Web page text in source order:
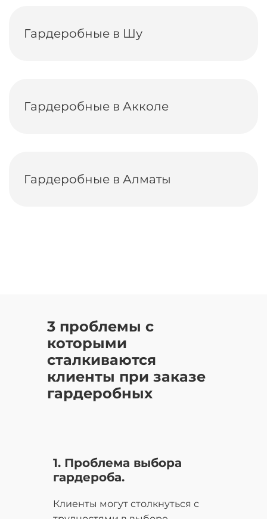
Гардеробные в Шу
Гардеробные в Акколе
Гардеробные в Алматы
3 проблемы с
которыми
сталкиваются
клиенты при заказе
гардеробных
1. Проблема выбора
гардероба.
Клиенты могут столкнуться с